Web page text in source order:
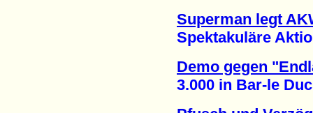
Superman legt
Spektakuläre
Demo gegen
3.000 in Bar-le Duc